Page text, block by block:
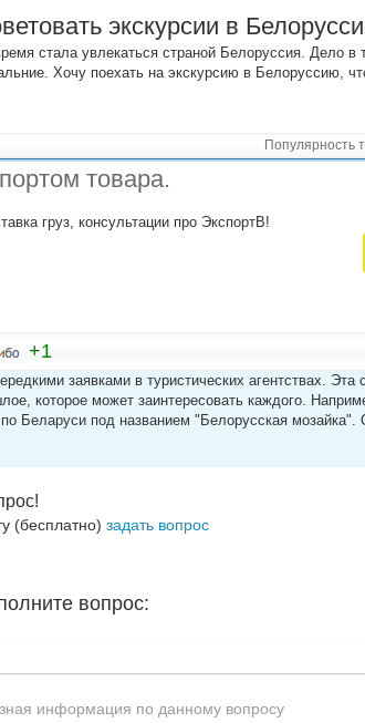
экскурсии в
стала увлекаться страной Белоруссия. Дело в
Хочу поехать на экскурсию в Белоруссию,
Популярность
товара.
груз, консультации про ЭкспортВ!
+1
заявками в туристических агентствах. Эта
которое может заинтересовать каждого.
по Беларуси под названием "Белорусская мозайка".
(бесплатно) задать вопрос
вопрос: